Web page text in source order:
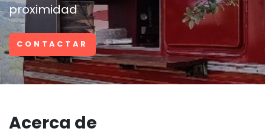
proximidad
CONTACTAR
Acerca de